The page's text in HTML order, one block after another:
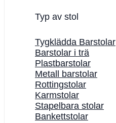
Typ av stol
Tygklädda Barstolar
Barstolar i trä
Plastbarstolar
Metall barstolar
Rottingstolar
Karmstolar
Stapelbara stolar
Bankettstolar